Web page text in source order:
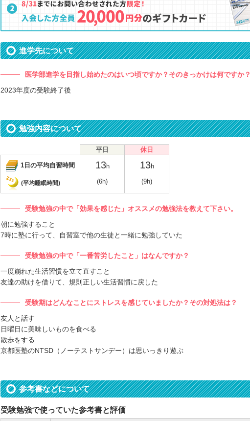
進学先について
医学部進学を目指し始めたのはいつ頃ですか？そのきっかけは何ですか？
2023年度の受験終了後
勉強内容について
平日 休日
1日の平均自習時間 13h 13h
(平均睡眠時間) (6h) (9h)
受験勉強の中で「効果を感じた」オススメの勉強法を教えて下さい。
朝に勉強すること
7時に塾に行って、自習室で他の生徒と一緒に勉強していた
受験勉強の中で「一番苦労したこと」はなんですか？
一度崩れた生活習慣を立て直すこと
友達の助けを借りて、規則正しい生活習慣に戻した
受験期はどんなことにストレスを感じていましたか？その対処法は？
友人と話す
日曜日に美味しいものを食べる
散歩をする
京都医塾のNTSD（ノーテストサンデー）は思いっきり遊ぶ
参考書などについて
受験勉強で使っていた参考書と評価